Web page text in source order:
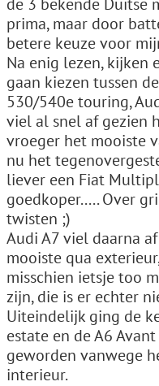
prima, maar door
betere keuze voor
Na enig lezen, kijken
gaan kiezen tussen
530/540e touring,
viel al snel af gezien
vroeger het mooiste
nu het
liever een Fiat
goedkoper..... Over
twisten ;)
Audi A7 viel daarna
mooiste qua
misschien ietsje too
zijn, die is er echter
Uiteindelijk ging de
estate en de A6
geworden vanwege
interieur.